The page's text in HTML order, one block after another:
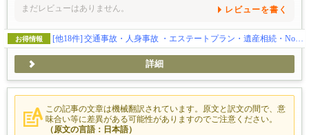
まだレビューはありません。 レビューを書く
お得情報 [他18件] 交通事故・人身事故 ・エステートプラン・遺産相続・Notary (公証) - 日本の遺産相続や年金申請に必用なサイン証明・在留証明など
詳細
この記事の文章は機械翻訳されています。原文と訳文の間で、意
味合い等に差異がある可能性がありますのでご注意ください。
（原文の言語：日本語）